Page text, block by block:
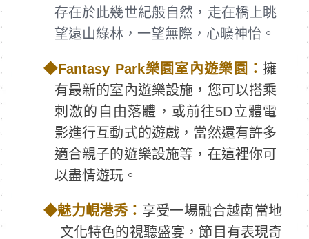
存在於此幾世紀般自然，走在橋上眺
望遠山綠林，一望無際，心曠神怡。
◆Fantasy Park樂園室內遊樂園： 擁
有最新的室內遊樂設施，您可以搭乘
刺激的自由落體，或前往5D立體電
影進行互動式的遊戲，當然還有許多
適合親子的遊樂設施等，在這裡你可
以盡情遊玩。
◆魅力峴港秀： 享受一場融合越南當地
文化特色的視聽盛宴，節目有表現奇